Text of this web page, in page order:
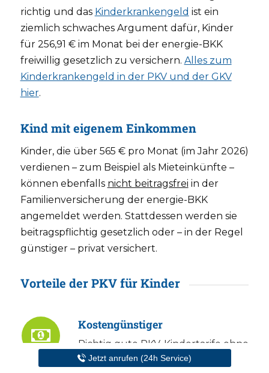
richtig und das Kinderkrankengeld ist ein
ziemlich schwaches Argument dafür, Kinder
für 256,91 € im Monat bei der energie-BKK
freiwillig gesetzlich zu versichern. Alles zum
Kinderkrankengeld in der PKV und der GKV
hier.
Kind mit eigenem Einkommen
Kinder, die über 565 € pro Monat (im Jahr 2026)
verdienen – zum Beispiel als Mieteinkünfte –
können ebenfalls nicht beitragsfrei in der
Familienversicherung der energie-BKK
angemeldet werden. Stattdessen werden sie
beitragspflichtig gesetzlich oder – in der Regel
günstiger – privat versichert.
Vorteile der PKV für Kinder
Kostengünstiger
Richtig gute PKV-Kindertarife ohne
Selbstbehalt gibt es für knapp 180
Jetzt anrufen (24h Service)